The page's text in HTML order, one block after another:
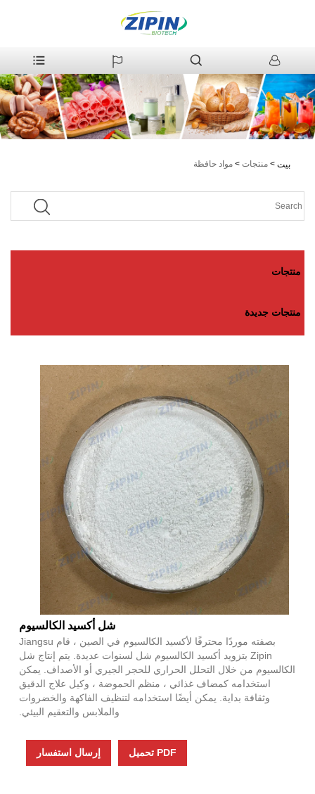
بيت > منتجات > مواد حافظة
منتجات
منتجات جديدة
شل أكسيد الكالسيوم
بصفته موردًا محترفًا لأكسيد الكالسيوم في الصين ، قام Jiangsu
Zipin بتزويد أكسيد الكالسيوم شل لسنوات عديدة. يتم إنتاج شل
الكالسيوم من خلال التحلل الحراري للحجر الجيري أو الأصداف. يمكن
استخدامه كمضاف غذائي ، منظم الحموضة ، وكيل علاج الدقيق
وثقافة بداية. يمكن أيضًا استخدامه لتنظيف الفاكهة والخضروات
والملابس والتعقيم البيئي.
إرسال استفسار PDF تحميل